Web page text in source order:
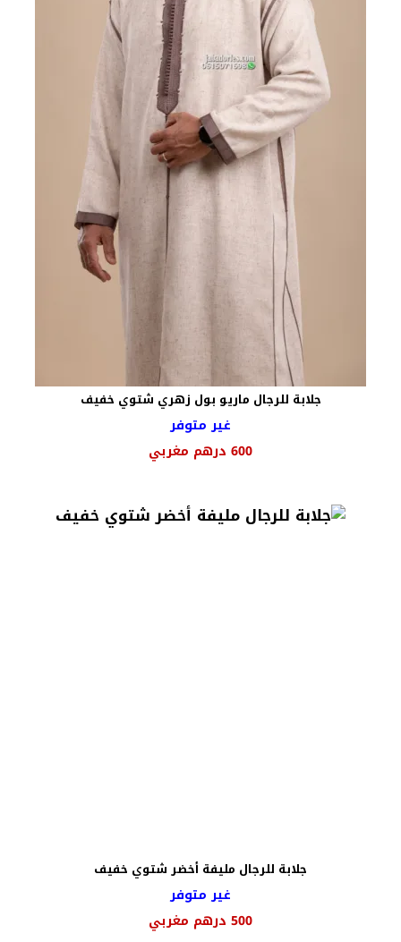
جلابة للرجال ماريو بول زهري شتوي خفيف
غير متوفر
600 درهم مغربي
جلابة للرجال مليفة أخضر شتوي خفيف
غير متوفر
500 درهم مغربي